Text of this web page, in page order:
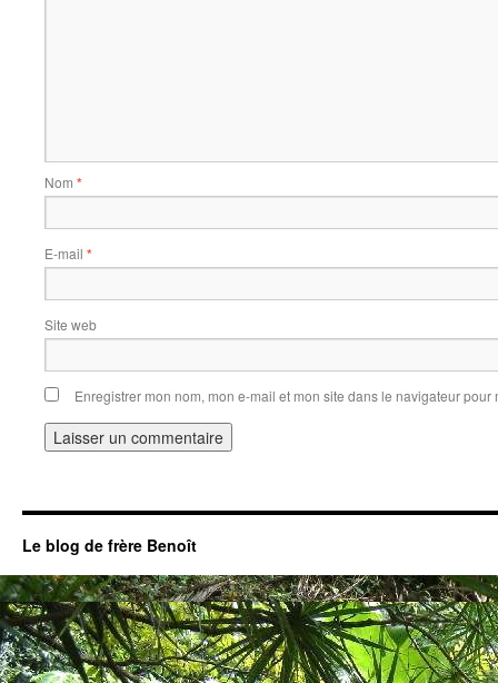
Nom *
E-mail *
Site web
Enregistrer mon nom, mon e-mail et mon site dans le navigateur
Le blog de frère Benoît